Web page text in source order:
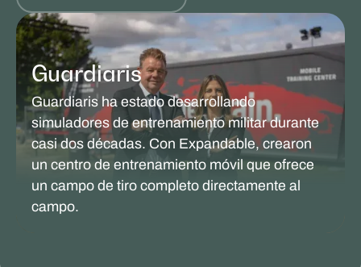
Guardiaris
Guardiaris ha estado desarrollando
simuladores de entrenamiento militar durante
casi dos décadas. Con Expandable, crearon
un centro de entrenamiento móvil que ofrece
un campo de tiro completo directamente al
campo.